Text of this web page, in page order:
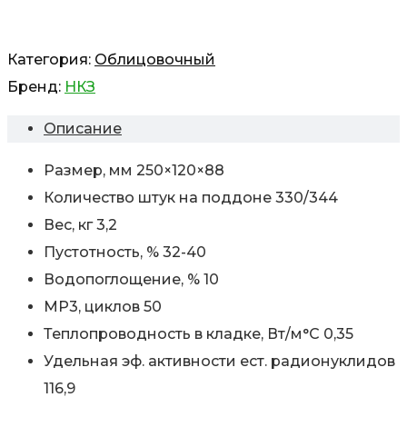
Категория: Облицовочный
Бренд: НКЗ
Описание
Размер, мм 250×120×88
Количество штук на поддоне 330/344
Вес, кг 3,2
Пустотность, % 32-40
Водопоглощение, % 10
МР3, циклов 50
Теплопроводность в кладке, Вт/м°С 0,35
Удельная эф. активности ест. радионуклидов
116,9